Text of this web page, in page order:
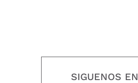
SIGUENOS EN